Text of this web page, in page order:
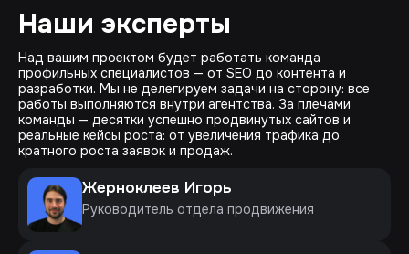
Наши эксперты
Над вашим проектом будет работать команда
профильных специалистов — от SEO до контента и
разработки. Мы не делегируем задачи на сторону: все
работы выполняются внутри агентства. За плечами
команды — десятки успешно продвинутых сайтов и
реальные кейсы роста: от увеличения трафика до
кратного роста заявок и продаж.
Жерноклеев Игорь
Руководитель отдела продвижения